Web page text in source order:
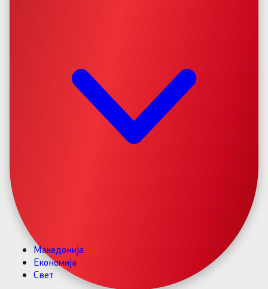
Македонија
Економија
Свет